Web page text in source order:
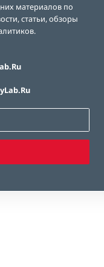
материалов по
статьи, обзоры